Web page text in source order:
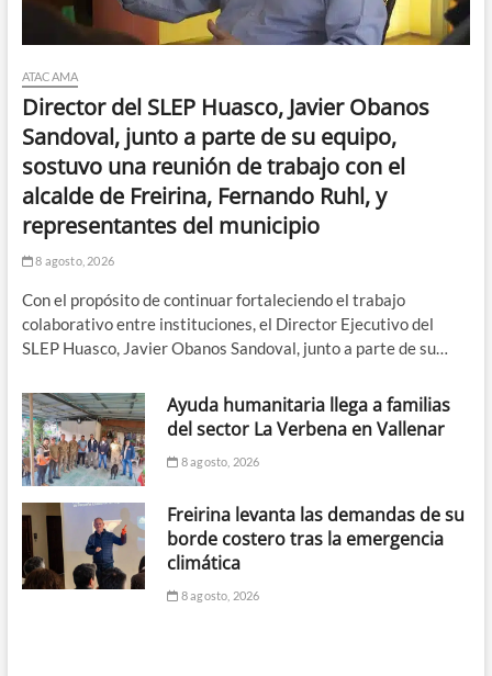
ATACAMA
Director del SLEP Huasco, Javier Obanos
Sandoval, junto a parte de su equipo,
sostuvo una reunión de trabajo con el
alcalde de Freirina, Fernando Ruhl, y
representantes del municipio
8 agosto, 2026
Con el propósito de continuar fortaleciendo el trabajo
colaborativo entre instituciones, el Director Ejecutivo del
SLEP Huasco, Javier Obanos Sandoval, junto a parte de su…
Ayuda humanitaria llega a familias
del sector La Verbena en Vallenar
8 agosto, 2026
Freirina levanta las demandas de su
borde costero tras la emergencia
climática
8 agosto, 2026